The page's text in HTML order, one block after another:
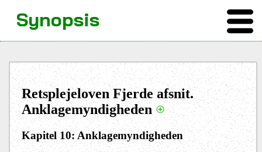
Retsplejeloven Fjerde afsnit.
Anklagemyndigheden
Kapitel 10: Anklagemyndigheden
Synopsis